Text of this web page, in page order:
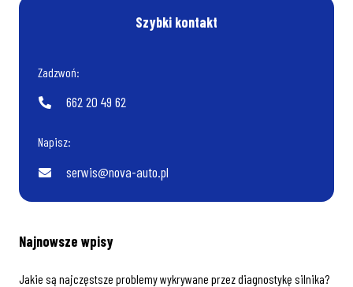
Szybki kontakt
Zadzwoń:
662 20 49 62
Napisz:
serwis@nova-auto.pl
Najnowsze wpisy
Jakie są najczęstsze problemy wykrywane przez diagnostykę silnika?